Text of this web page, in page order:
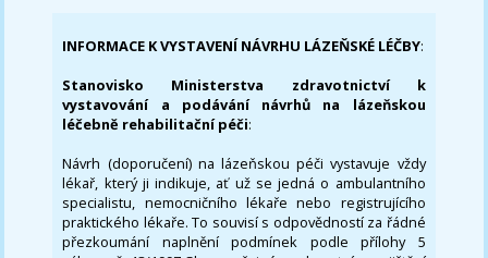
INFORMACE K VYSTAVENÍ NÁVRHU LÁZEŇSKÉ LÉČBY:
Stanovisko Ministerstva zdravotnictví k
vystavování a podávání návrhů na lázeňskou
léčebně rehabilitační péči:
Návrh (doporučení) na lázeňskou péči vystavuje vždy
lékař, který ji indikuje, ať už se jedná o ambulantního
specialistu, nemocničního lékaře nebo registrujícího
praktického lékaře. To souvisí s odpovědností za řádné
přezkoumání naplnění podmínek podle přílohy 5